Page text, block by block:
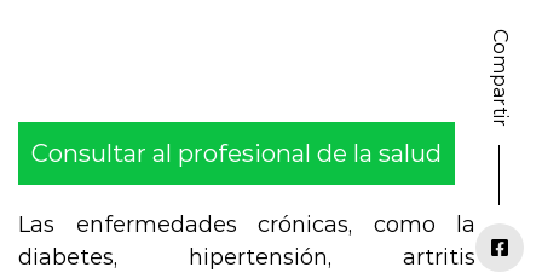
Consultar al profesional de la salud
Las enfermedades crónicas, como la
diabetes, hipertensión, artritis
Compartir